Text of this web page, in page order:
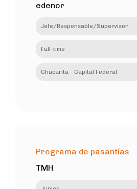
edenor
Jefe/Responsable/Supervisor
Full-time
Chacarita - Capital Federal
Programa de pasantías
TMH